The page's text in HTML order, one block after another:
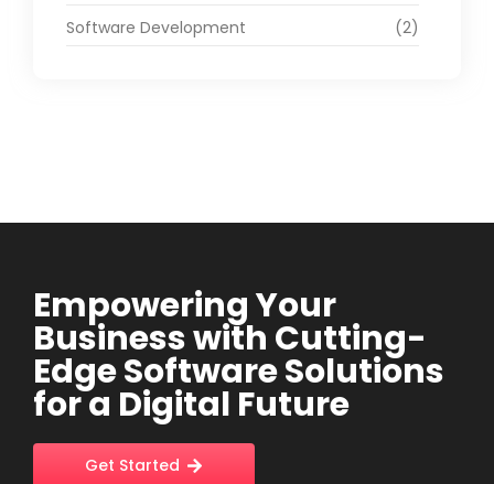
Software Development
(2)
Empowering Your
Business with Cutting-
Edge Software Solutions
for a Digital Future
Get Started